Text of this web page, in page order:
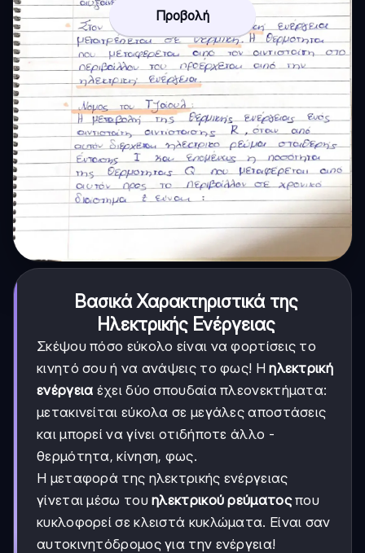
Προβολή
Βασικά Χαρακτηριστικά της
Ηλεκτρικής Ενέργειας
Σκέψου πόσο εύκολο είναι να φορτίσεις το
κινητό σου ή να ανάψεις το φως! Ηηλεκτρική
ενέργεια έχει δύο σπουδαία πλεονεκτήματα:
μετακινείται εύκολα σε μεγάλες αποστάσεις
και μπορεί να γίνει οτιδήποτε άλλο -
θερμότητα, κίνηση, φως.
Η μεταφορά της ηλεκτρικής ενέργειας
γίνεται μέσω τουηλεκτρικού ρεύματοςπου
κυκλοφορεί σε κλειστά κυκλώματα. Είναι σαν
αυτοκινητόδρομος για την ενέργεια!